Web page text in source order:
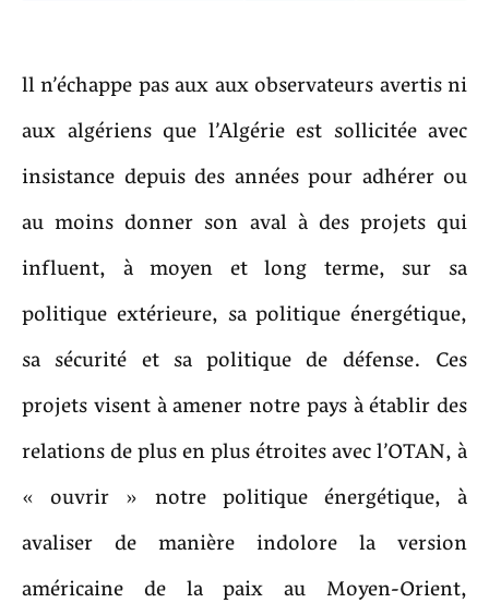
ll n’échappe pas aux aux observateurs avertis ni
aux algériens que l’Algérie est sollicitée avec
insistance depuis des années pour adhérer ou
au moins donner son aval à des projets qui
influent, à moyen et long terme, sur sa
politique extérieure, sa politique énergétique,
sa sécurité et sa politique de défense. Ces
projets visent à amener notre pays à établir des
relations de plus en plus étroites avec l’OTAN, à
« ouvrir » notre politique énergétique, à
avaliser de manière indolore la version
américaine de la paix au Moyen-Orient,